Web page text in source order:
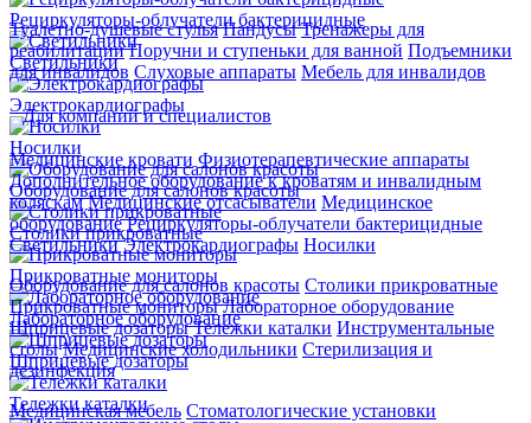
Туалетно-душевые стулья Пандусы Тренажеры для
реабилитации Поручни и ступеньки для ванной Подъемники
для инвалидов Слуховые аппараты Мебель для инвалидов
Для компаний и специалистов
Медицинские кровати Физиотерапевтические аппараты
Дополнительное оборудование к кроватям и инвалидным
коляскам Медицинские отсасыватели Медицинское
оборудование Рециркуляторы-облучатели бактерицидные
Светильники Электрокардиографы Носилки
Оборудование для салонов красоты Столики прикроватные
Прикроватные мониторы Лабораторное оборудование
Шприцевые дозаторы Тележки каталки Инструментальные
столы Медицинские холодильники Стерилизация и
дезинфекция
Медицинская мебель Стоматологические установки
Рециркуляторы-облучатели бактерицидные
Светильники
Электрокардиографы
Носилки
Оборудование для салонов красоты
Столики прикроватные
Прикроватные мониторы
Лабораторное оборудование
Шприцевые дозаторы
Тележки каталки